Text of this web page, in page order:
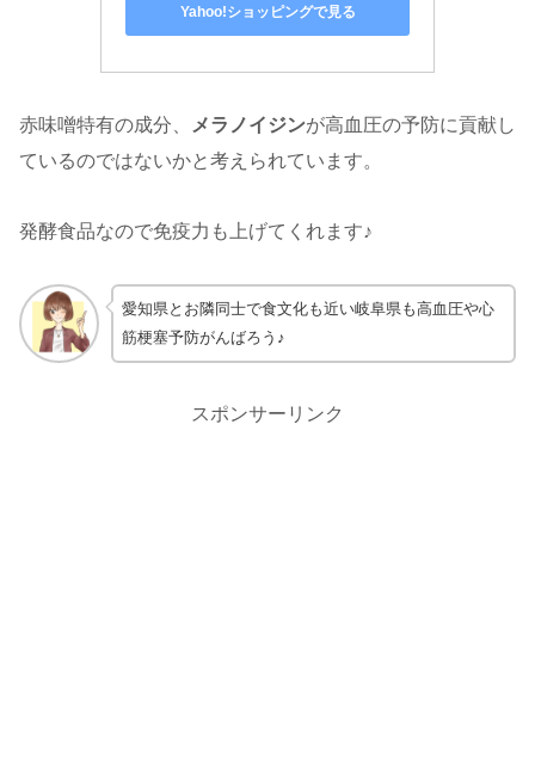
Yahoo!ショッピングで見る
赤味噌特有の成分、 メラノイジンが高血圧の予防に貢献し
ているのではないかと考えられています。
発酵食品なので免疫力も上げてくれます♪
愛知県とお隣同士で食文化も近い岐阜県も高血圧や心
筋梗塞予防がんばろう♪
スポンサーリンク